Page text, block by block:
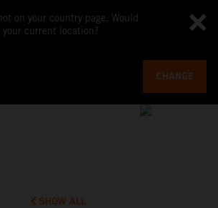
on your country page. Would
current location?
CHANGE
SHOW ALL